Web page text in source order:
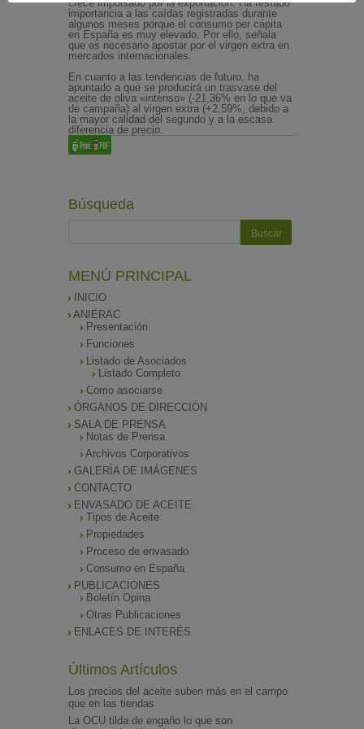
crece impulsado por la exportación. Ha restado
importancia a las caídas registradas durante
algunos meses porque el consumo per cápita
en España es muy elevado. Por ello, señala
que es necesario apostar por el virgen extra en
mercados internacionales.
En cuanto a las tendencias de futuro, ha
apuntado a que se producirá un trasvase del
aceite de oliva «intenso» (-21,36% en lo que va
de campaña) al virgen extra (+2,59%, debido a
la mayor calidad del segundo y a la escasa
diferencia de precio.
Búsqueda
MENÚ PRINCIPAL
INICIO
ANIERAC
Presentación
Funciones
Listado de Asociados
Listado Completo
Como asociarse
ÓRGANOS DE DIRECCIÓN
SALA DE PRENSA
Notas de Prensa
Archivos Corporativos
GALERÍA DE IMÁGENES
CONTACTO
ENVASADO DE ACEITE
Tipos de Aceite
Propiedades
Proceso de envasado
Consumo en España
PUBLICACIONES
Boletín Opina
Otras Publicaciones
ENLACES DE INTERÉS
Últimos Artículos
Los precios del aceite suben más en el campo
que en las tiendas
La OCU tilda de engaño lo que son